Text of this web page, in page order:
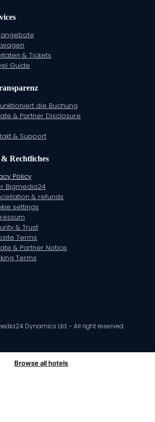
& Tickets
Guide
die Buchung
& Partner Disclosure
& Support
Rechtliches
Policy
Bigmedia24
& refunds
settings
& Trust
Terms
& Partner Notice
Terms
Dynamics Ltd. - All right reserved.
Browse all hotels